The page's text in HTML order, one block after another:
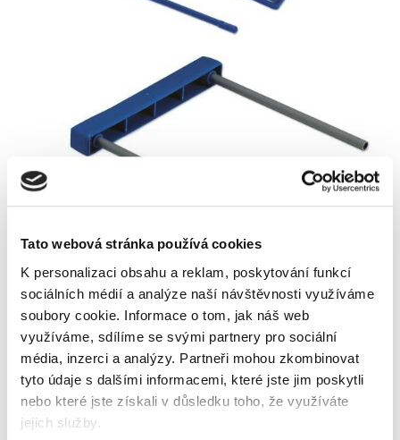
Tato webová stránka používá cookies
K personalizaci obsahu a reklam, poskytování funkcí
sociálních médií a analýze naší návštěvnosti využíváme
soubory cookie. Informace o tom, jak náš web
využíváme, sdílíme se svými partnery pro sociální
média, inzerci a analýzy. Partneři mohou zkombinovat
tyto údaje s dalšími informacemi, které jste jim poskytli
nebo které jste získali v důsledku toho, že využíváte
jejich služby.
Nejprodávanější Skladem